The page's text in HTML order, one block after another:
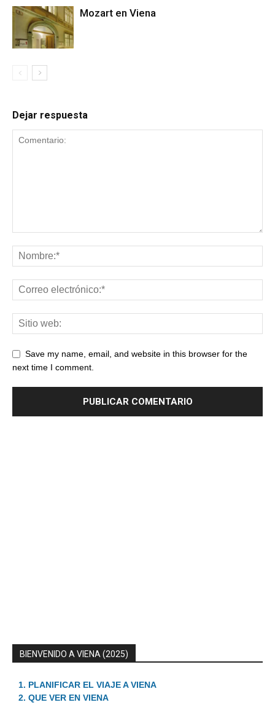
Mozart en Viena
Dejar respuesta
Save my name, email, and website in this browser for the
next time I comment.
BIENVENIDO A VIENA (2025)
1. PLANIFICAR EL VIAJE A VIENA
2. QUE VER EN VIENA